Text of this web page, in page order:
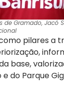
de Gramado, Jacó
pilares a
base,
do Parque